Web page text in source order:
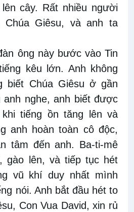
cây. Rất nhiều người
Chúa Giêsu, và anh ta
ông này bước vào Tin
kêu lớn. Anh không
biết Chúa Giêsu ở gần
anh nghe, anh biết được
tiếng ồn tăng lên và
anh hoàn toàn cô độc,
tâm đến anh. Ba-ti-mê
gào lên, và tiếp tục hét
vũ khí duy nhất mình
nói. Anh bắt đầu hét to
Con Vua David, xin rủ